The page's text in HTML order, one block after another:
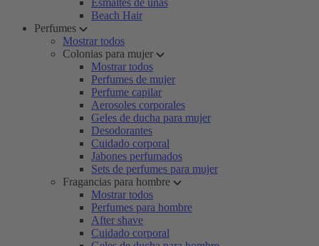
Esmaltes de uñas
Beach Hair
Perfumes
Mostrar todos
Colonias para mujer
Mostrar todos
Perfumes de mujer
Perfume capilar
Aerosoles corporales
Geles de ducha para mujer
Desodorantes
Cuidado corporal
Jabones perfumados
Sets de perfumes para mujer
Fragancias para hombre
Mostrar todos
Perfumes para hombre
After shave
Cuidado corporal